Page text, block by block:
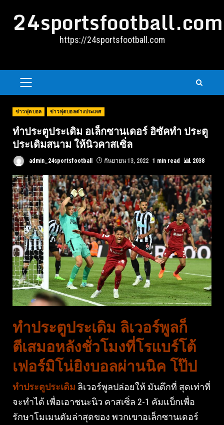
24sportsfootball.com
https://24sportsfootball.com
PRIMARY
ข่าวฟุตบอล ข่าวฟุตบอลต่างประเทศ
ทำประตูประเดิม อเล็กซานเดอร์ อิซัคทำ ประตู
ประเดิมสนาม ให้นิวคาสเซิ่ล
admin_24sportsfootball กันยายน 13, 2022 1 min read 2038
ทำประตูประเดิม ลิเวอร์พูลก็
ตีเสมอหลังชั่วโมงที่โรแบร์โต้
เฟอร์มิโน่ยิงบอลผ่านนิค โป๊ป
ทำประตูประเดิม ลิเวอร์พูลปล่อยให้ มันดึกที่ สุดเท่าที่
จะทำได้ เพื่อเอาชนะนิว คาสเซิ่ล 2-1 คัมแบ็กเพื่อ
รักษาโมเมนตัมล่าสุดของ พวกเขาอเล็กซานเดอร์